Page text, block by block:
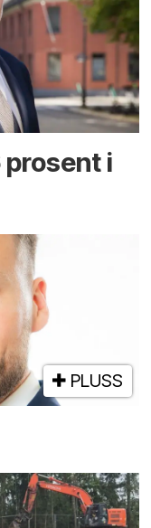
i
PLUSS